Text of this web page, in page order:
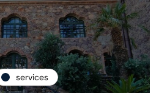
services